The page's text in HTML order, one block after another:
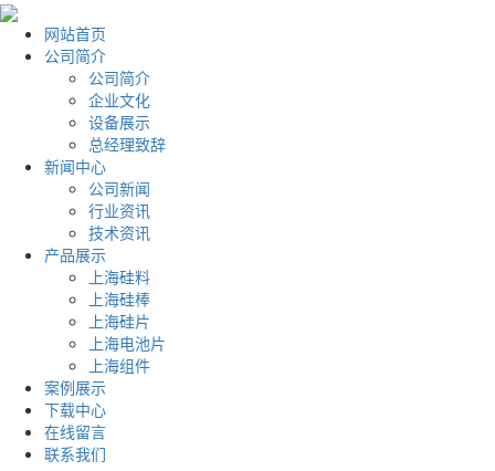
网站首页
公司简介
公司简介
企业文化
设备展示
总经理致辞
新闻中心
公司新闻
行业资讯
技术资讯
产品展示
上海硅料
上海硅棒
上海硅片
上海电池片
上海组件
案例展示
下载中心
在线留言
联系我们